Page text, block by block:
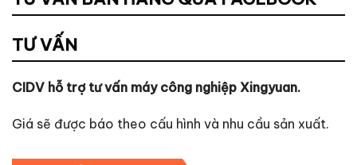
TƯ VẤN
CIDV hỗ trợ tư vấn máy công nghiệp Xingyuan.
Giá sẽ được báo theo cấu hình và nhu cầu sản xuất.